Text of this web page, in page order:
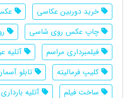
خرید دوربین عکاسی
چاپ عکس روی شاسی
فیلمبرداری مراسم
آتلیه
کلیپ فرمالیته
تابلو
ساخت فیلم
آتلیه بارداری